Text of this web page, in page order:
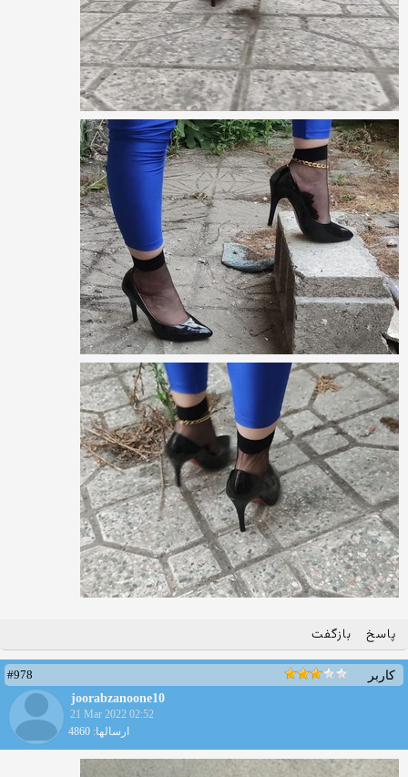
پاسخ بازگفت
کاربر
#978
joorabzanoone10
21 Mar 2022 02:52
ارسالها: 4860